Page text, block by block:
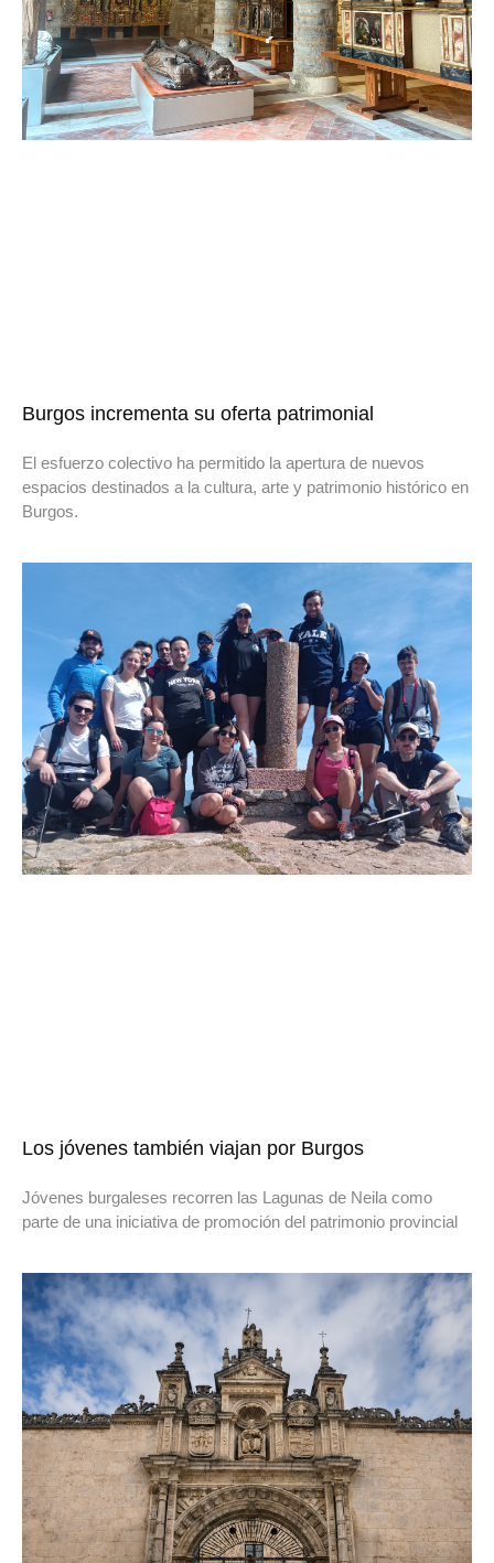
Burgos incrementa su oferta patrimonial
El esfuerzo colectivo ha permitido la apertura de nuevos
espacios destinados a la cultura, arte y patrimonio histórico en
Burgos.
Los jóvenes también viajan por Burgos
Jóvenes burgaleses recorren las Lagunas de Neila como
parte de una iniciativa de promoción del patrimonio provincial